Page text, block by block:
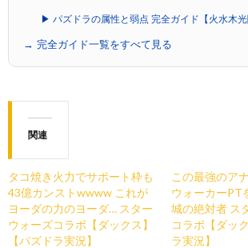
▶ パズドラの属性と弱点 完全ガイド【火水木光
→ 完全ガイド一覧をすべて見る
関連
タコ焼き火力でサポート枠も
43億カンストwwww これが
ヨーダの力のヨーダ… スター
ウォーズコラボ【ダックス】
【パズドラ実況】
この最強のア
ウォーカーPT
城の絶対者 ス
コラボ【ダッ
ラ実況】